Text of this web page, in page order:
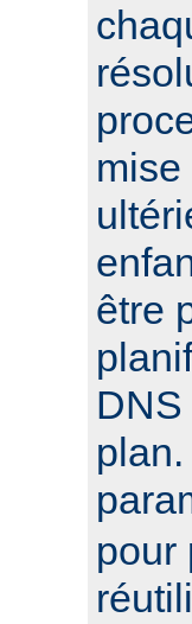
être
pour